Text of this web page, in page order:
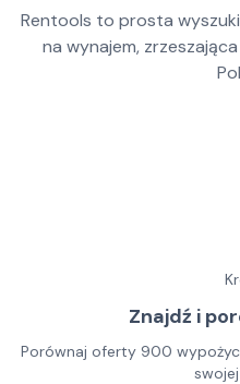
Rentools to prosta
na wynajem, zrzeszająca
Znajdź i
Porównaj oferty 900